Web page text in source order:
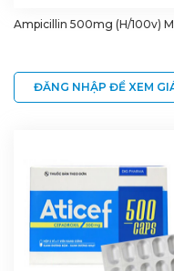
Ampicillin 500mg (H/100v)
ĐĂNG NHẬP ĐỂ XEM